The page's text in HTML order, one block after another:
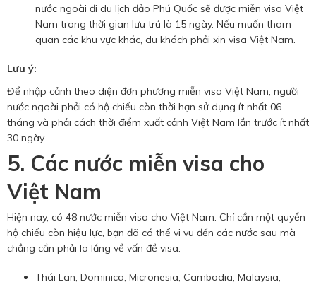
nước ngoài đi du lịch đảo Phú Quốc sẽ được miễn visa Việt
Nam trong thời gian lưu trú là 15 ngày. Nếu muốn tham
quan các khu vực khác, du khách phải xin visa Việt Nam.
Lưu ý:
Để nhập cảnh theo diện đơn phương miễn visa Việt Nam, người
nước ngoài phải có hộ chiếu còn thời hạn sử dụng ít nhất 06
tháng và phải cách thời điểm xuất cảnh Việt Nam lần trước ít nhất
30 ngày.
5. Các nước miễn visa cho
Việt Nam
Hiện nay, có 48 nước miễn visa cho Việt Nam. Chỉ cần một quyển
hộ chiếu còn hiệu lực, bạn đã có thể vi vu đến các nước sau mà
chẳng cần phải lo lắng về vấn đề visa:
Thái Lan, Dominica, Micronesia, Cambodia, Malaysia,